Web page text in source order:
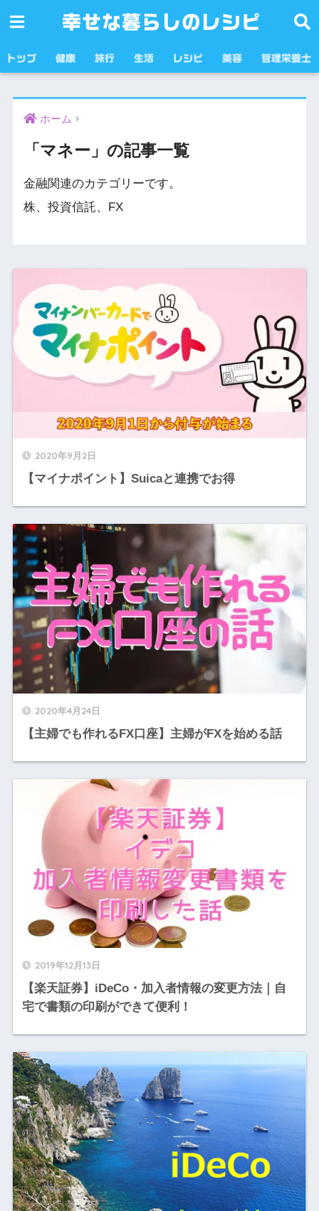
幸せな暮らしのレシピ
トップ 健康 旅行 生活 レシピ 美容 管理栄養士
ホーム
「マネー」の記事一覧
金融関連のカテゴリーです。
株、投資信託、FX
2020年9月2日
【マイナポイント】Suicaと連携でお得
2020年4月24日
【主婦でも作れるFX口座】主婦がFXを始める話
2019年12月13日
【楽天証券】iDeCo・加入者情報の変更方法｜自
宅で書類の印刷ができて便利！